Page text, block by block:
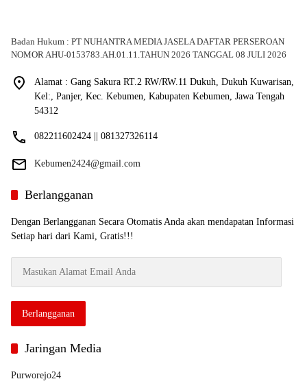
Badan Hukum : PT NUHANTRA MEDIA JASELA DAFTAR PERSEROAN
NOMOR AHU-0153783.AH.01.11.TAHUN 2026 TANGGAL 08 JULI 2026
Alamat : Gang Sakura RT.2 RW/RW.11 Dukuh, Dukuh Kuwarisan,
Kel:, Panjer, Kec. Kebumen, Kabupaten Kebumen, Jawa Tengah
54312
082211602424 || 081327326114
Kebumen2424@gmail.com
Berlangganan
Dengan Berlangganan Secara Otomatis Anda akan mendapatan Informasi
Setiap hari dari Kami, Gratis!!!
Alamat
Berlangganan
Jaringan Media
Purworejo24